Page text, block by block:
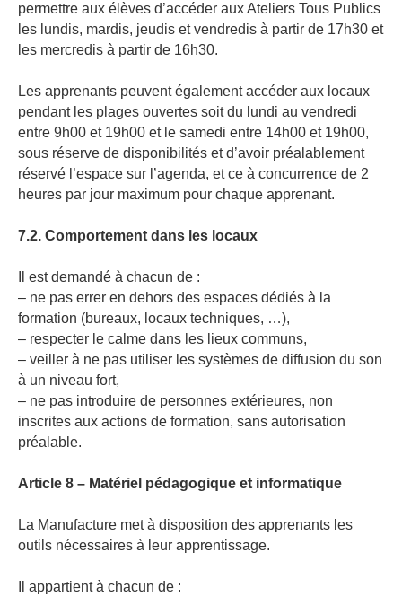
permettre aux élèves d’accéder aux Ateliers Tous Publics
les lundis, mardis, jeudis et vendredis à partir de 17h30 et
les mercredis à partir de 16h30.
Les apprenants peuvent également accéder aux locaux
pendant les plages ouvertes soit du lundi au vendredi
entre 9h00 et 19h00 et le samedi entre 14h00 et 19h00,
sous réserve de disponibilités et d’avoir préalablement
réservé l’espace sur l’agenda, et ce à concurrence de 2
heures par jour maximum pour chaque apprenant.
7.2. Comportement dans les locaux
Il est demandé à chacun de :
– ne pas errer en dehors des espaces dédiés à la
formation (bureaux, locaux techniques, …),
– respecter le calme dans les lieux communs,
– veiller à ne pas utiliser les systèmes de diffusion du son
à un niveau fort,
– ne pas introduire de personnes extérieures, non
inscrites aux actions de formation, sans autorisation
préalable.
Article 8 – Matériel pédagogique et informatique
La Manufacture met à disposition des apprenants les
outils nécessaires à leur apprentissage.
Il appartient à chacun de :